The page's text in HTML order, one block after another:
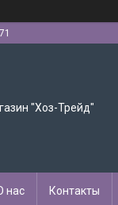
"Хоз-Трейд"
нас Контакты